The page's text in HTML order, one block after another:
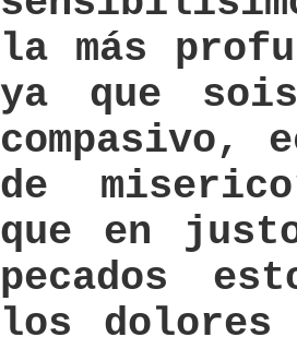
la más
ya que
compasivo,
de
que en
pecados
los